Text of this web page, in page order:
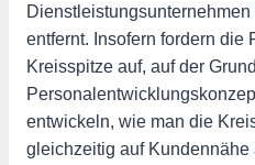
entfernt. Insofern fordern die
Kreisspitze auf, auf der
entwickeln, wie man die
gleichzeitig auf Kundennähe